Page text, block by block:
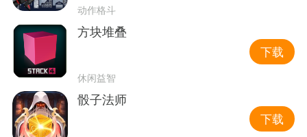
动作格斗
方块堆叠
休闲益智
下载
骰子法师
下载